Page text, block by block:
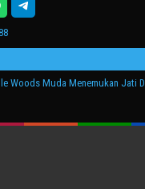
Woods Muda Menemukan Jati